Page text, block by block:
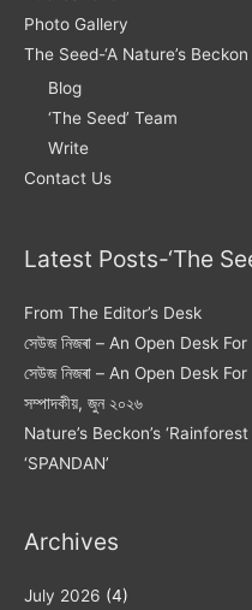
Photo Gallery
The Seed-‘A Nature’s Beckon
Blog
‘The Seed’ Team
Write
Contact Us
Latest Posts-‘The
From The Editor’s Desk
সেউজ নিজৰা – An Open Desk
সেউজ নিজৰা – An Open Desk
সম্পাদকীয়, জুন ২০২৬
Nature’s Beckon’s
‘SPANDAN’
Archives
July 2026 (4)